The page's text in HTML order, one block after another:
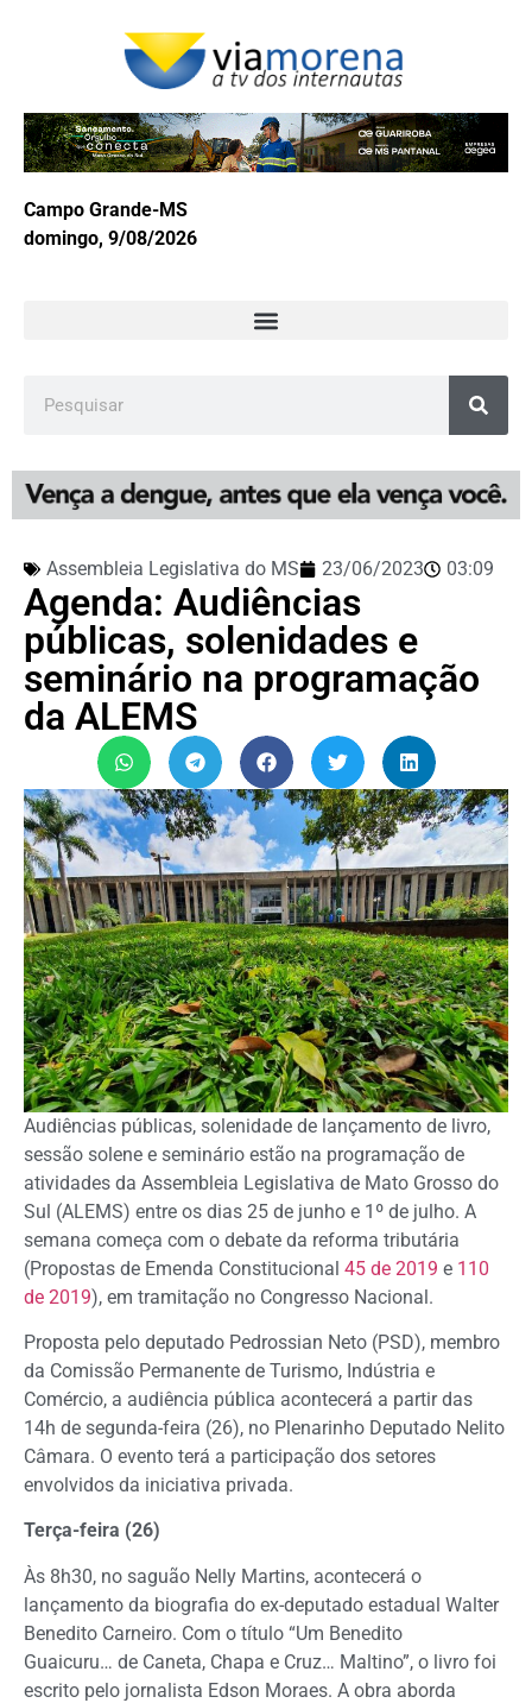
Campo Grande-MS
domingo, 9/08/2026
Assembleia Legislativa do MS 23/06/2023 03:09
Agenda: Audiências
públicas, solenidades e
seminário na programação
da ALEMS
Audiências públicas, solenidade de lançamento de livro,
sessão solene e seminário estão na programação de
atividades da Assembleia Legislativa de Mato Grosso do
Sul (ALEMS) entre os dias 25 de junho e 1º de julho. A
semana começa com o debate da reforma tributária
(Propostas de Emenda Constitucional 45 de 2019 e 110
de 2019), em tramitação no Congresso Nacional.
Proposta pelo deputado Pedrossian Neto (PSD), membro
da Comissão Permanente de Turismo, Indústria e
Comércio, a audiência pública acontecerá a partir das
14h de segunda-feira (26), no Plenarinho Deputado Nelito
Câmara. O evento terá a participação dos setores
envolvidos da iniciativa privada.
Terça-feira (26)
Às 8h30, no saguão Nelly Martins, acontecerá o
lançamento da biografia do ex-deputado estadual Walter
Benedito Carneiro. Com o título “Um Benedito
Guaicuru… de Caneta, Chapa e Cruz… Maltino”, o livro foi
escrito pelo jornalista Edson Moraes. A obra aborda